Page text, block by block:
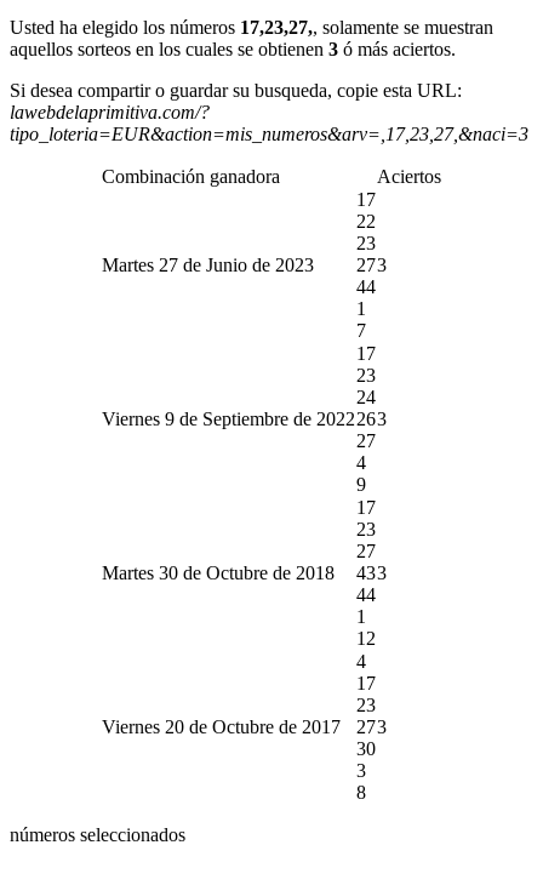
Usted ha elegido los números 17,23,27,, solamente se muestran
aquellos sorteos en los cuales se obtienen 3 ó más aciertos.
Si desea compartir o guardar su busqueda, copie esta URL:
lawebdelaprimitiva.com/?
tipo_loteria=EUR&action=mis_numeros&arv=,17,23,27,&naci=3
Combinación ganadora Aciertos
Martes 27 de Junio de 2023
17
22
23
27
44
1
7
3
Viernes 9 de Septiembre de 2022
17
23
24
26
27
4
9
3
Martes 30 de Octubre de 2018
17
23
27
43
44
1
12
3
Viernes 20 de Octubre de 2017
4
17
23
27
30
3
8
3
números seleccionados